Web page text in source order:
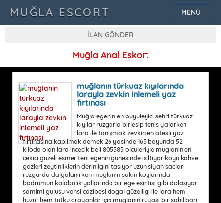
MENÜ
MUĞLA ESCORT
İLAN GÖNDER
Muğla Anal Eskort
muğlanın türkuaz kıyılarında
larayla zevkin inlemeli yaz
fırtınası
Muğla egenin en buyuleyici sehri türkuaz
kıyılar ruzgarla birlesip tenis yalarken
lara ile tanışmak zevkin en atesli yaz
fırtinasina kapilmak demek 26 yasinde 165 boyunda 52
kiloda olan lara incecik beli 805585 olculeriyle muglanin en
cekici güzeli esmer teni egenin gunesinde isiltiyor koyu kahve
gozleri zeytinliklerin derinligini tasıyor uzun siyah sacları
ruzgarda dalgalanırken muglanin sakin koylarında
bodrumun kalabalik yollarında bir ege esintisi gibi dolasiyor
samimi gulusu vahsi cazibesi dogal güzelligi ile lara hem
huzur hem tutku arayanlar için muglanin rüyasi bir sahil bari